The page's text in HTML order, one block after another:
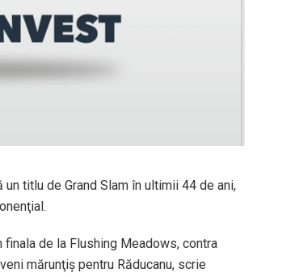
titlu de Grand Slam în ultimii 44 de ani,
de la Flushing Meadows, contra
mărunţiş pentru Răducanu, scrie